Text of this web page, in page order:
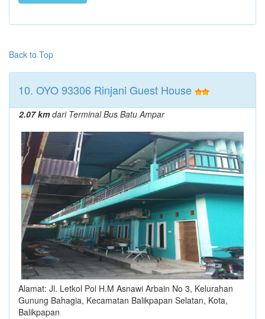
Back to Top
10. OYO 93306 Rinjani Guest House
2.07 kmdari Terminal Bus Batu Ampar
Alamat: Jl. Letkol Pol H.M Asnawi Arbain No 3, Kelurahan
Gunung Bahagia, Kecamatan Balikpapan Selatan, Kota,
Balikpapan